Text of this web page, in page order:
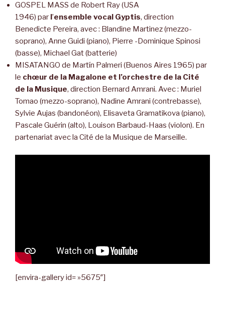
GOSPEL MASS de Robert Ray (USA
1946) par ’ensemble vocal Gyptis, direction
Benedicte Pereira, avec : Blandine Martinez (mezzo-
soprano), Anne Guidi (piano), Pierre -Dominique Spinosi
(basse), Michael Gat (batterie)
MISATANGO de Martín Palmeri (Buenos Aires 1965) par
le chœur de la Magalone et l’orchestre de la Cité
de la Musique, direction Bernard Amrani. Avec : Muriel
Tomao (mezzo-soprano), Nadine Amrani (contrebasse),
Sylvie Aujas (bandonéon), Elisaveta Gramatikova (piano),
Pascale Guérin (alto), Louison Barbaud-Haas (violon). En
partenariat avec la Cité de la Musique de Marseille.
[envira-gallery id= »5675″]